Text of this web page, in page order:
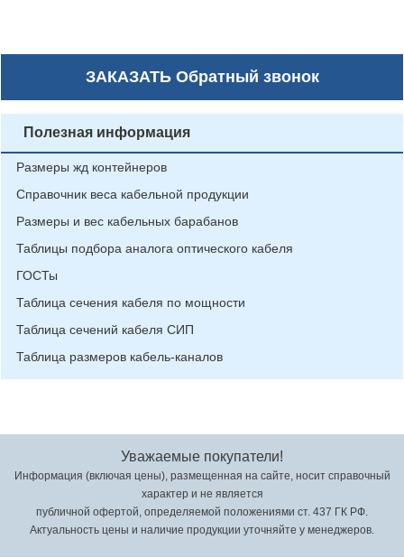
ЗАКАЗАТЬОбратный звонок
Полезная информация
Размеры жд контейнеров
Справочник веса кабельной продукции
Размеры и вес кабельных барабанов
Таблицы подбора аналога оптического кабеля
ГОСТы
Таблица сечения кабеля по мощности
Таблица сечений кабеля СИП
Таблица размеров кабель-каналов
Уважаемые покупатели!
Информация (включая цены), размещенная на сайте, носит справочный
характер и не является
публичной офертой, определяемой положениями ст. 437 ГК РФ.
Актуальность цены и наличие продукции уточняйте у менеджеров.